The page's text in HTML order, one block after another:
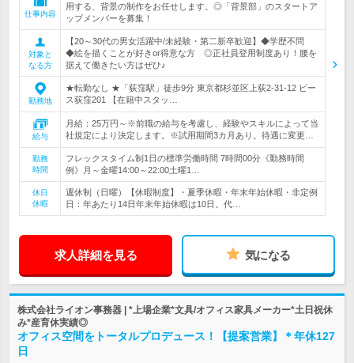
仕事内容
用する、背景の制作をお任せします。◎「背景部」のスタートア
ップメンバーを募集！
対象と
なる方
【20～30代の男女活躍中/未経験・第二新卒歓迎】◆学歴不問
◆絵を描くことが好きor得意な方 ◎正社員登用制度あり！腰を
据えて働きたい方はぜひ♪
勤務地
★転勤なし ★「荻窪駅」徒歩9分 東京都杉並区上荻2-31-12 ピー
ス荻窪201 【在籍中スタッ…
給与
月給：25万円～※前職の給与を考慮し、経験やスキルによって当
社規定により決定します。※試用期間3カ月あり。待遇に変更…
勤務
時間
フレックスタイム制1日の標準労働時間 7時間00分《勤務時間
例》月～金曜14:00～22:00土曜1…
休日
休暇
週休制（日曜）【休暇制度】・夏季休暇・年末年始休暇・非定例
日：年あたり14日年末年始休暇は10日。代…
求人詳細を見る 気になる
株式会社ライオン事務器 | *上場企業*文具/オフィス家具メーカー*土日祝休
み*産育休実績◎
オフィス空間をトータルプロデュース！【提案営業】＊年休127
日